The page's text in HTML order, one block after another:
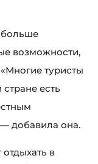
больше
возможности,
туристы
есть
добавила она.
в